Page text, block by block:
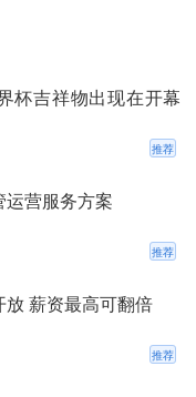
杯吉祥物出现在开幕
推荐
运营服务方案
推荐
放 薪资最高可翻倍
推荐